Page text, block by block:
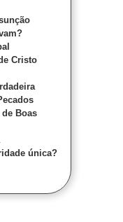
Cristo
Boas
única?